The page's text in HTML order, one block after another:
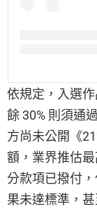
依規定，入選
餘 30% 則須通
方尚未公開《
額，業界推估
分款項已撥付
果未達標準，